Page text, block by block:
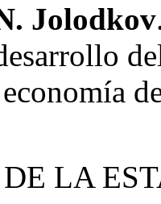
Jolodkov
LA